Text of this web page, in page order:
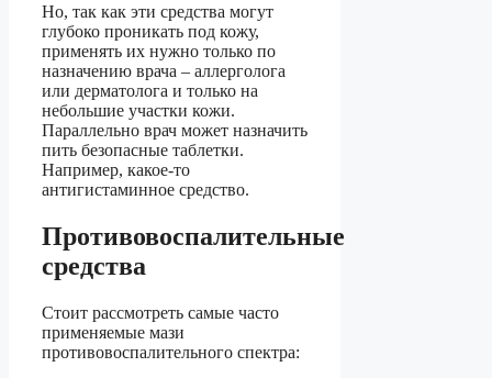
Но, так как эти средства могут
глубоко проникать под кожу,
применять их нужно только по
назначению врача – аллерголога
или дерматолога и только на
небольшие участки кожи.
Параллельно врач может назначить
пить безопасные таблетки.
Например, какое-то
антигистаминное средство.
Противовоспалительные
средства
Стоит рассмотреть самые часто
применяемые мази
противовоспалительного спектра: